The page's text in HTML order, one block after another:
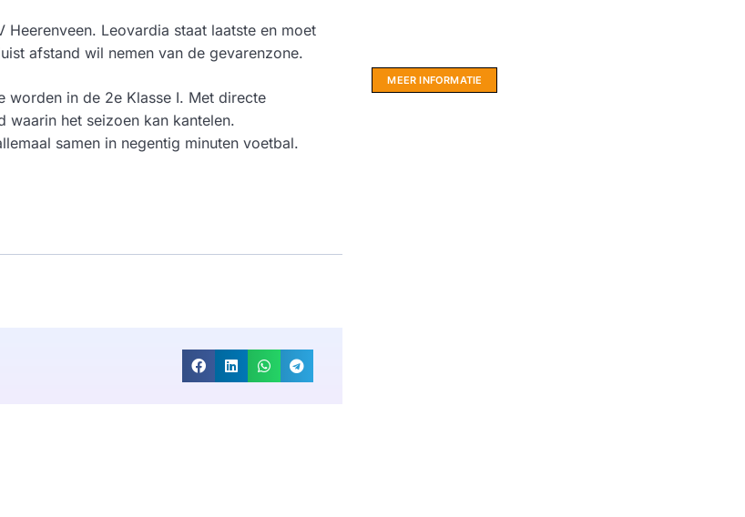
Leovardia staat laatste en moet
afstand wil nemen van de gevarenzone.
worden in de 2e Klasse I. Met directe
het seizoen kan kantelen.
samen in negentig minuten voetbal.
MEER INFORMATIE